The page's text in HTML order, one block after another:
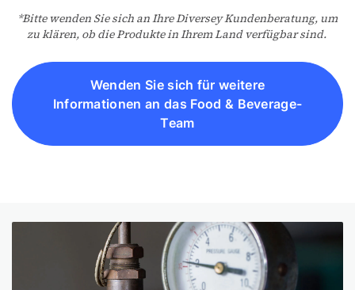
*Bitte wenden Sie sich an Ihre Diversey Kundenberatung, um
zu klären, ob die Produkte in Ihrem Land verfügbar sind.
Wenden Sie sich für weitere
Informationen an das Food & Beverage-
Team